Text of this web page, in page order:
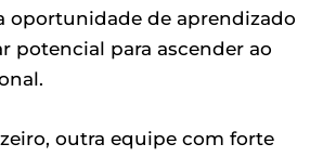
oportunidade de aprendizado
potencial para ascender ao
outra equipe com forte